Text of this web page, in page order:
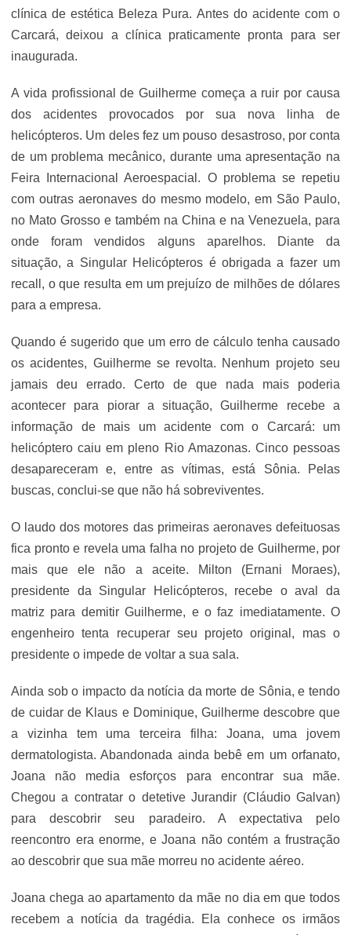
clínica de estética Beleza Pura. Antes do acidente com o
Carcará, deixou a clínica praticamente pronta para ser
inaugurada.
A vida profissional de Guilherme começa a ruir por causa
dos acidentes provocados por sua nova linha de
helicópteros. Um deles fez um pouso desastroso, por conta
de um problema mecânico, durante uma apresentação na
Feira Internacional Aeroespacial. O problema se repetiu
com outras aeronaves do mesmo modelo, em São Paulo,
no Mato Grosso e também na China e na Venezuela, para
onde foram vendidos alguns aparelhos. Diante da
situação, a Singular Helicópteros é obrigada a fazer um
recall, o que resulta em um prejuízo de milhões de dólares
para a empresa.
Quando é sugerido que um erro de cálculo tenha causado
os acidentes, Guilherme se revolta. Nenhum projeto seu
jamais deu errado. Certo de que nada mais poderia
acontecer para piorar a situação, Guilherme recebe a
informação de mais um acidente com o Carcará: um
helicóptero caiu em pleno Rio Amazonas. Cinco pessoas
desapareceram e, entre as vítimas, está Sônia. Pelas
buscas, conclui-se que não há sobreviventes.
O laudo dos motores das primeiras aeronaves defeituosas
fica pronto e revela uma falha no projeto de Guilherme, por
mais que ele não a aceite. Milton (Ernani Moraes),
presidente da Singular Helicópteros, recebe o aval da
matriz para demitir Guilherme, e o faz imediatamente. O
engenheiro tenta recuperar seu projeto original, mas o
presidente o impede de voltar a sua sala.
Ainda sob o impacto da notícia da morte de Sônia, e tendo
de cuidar de Klaus e Dominique, Guilherme descobre que
a vizinha tem uma terceira filha: Joana, uma jovem
dermatologista. Abandonada ainda bebê em um orfanato,
Joana não media esforços para encontrar sua mãe.
Chegou a contratar o detetive Jurandir (Cláudio Galvan)
para descobrir seu paradeiro. A expectativa pelo
reencontro era enorme, e Joana não contém a frustração
ao descobrir que sua mãe morreu no acidente aéreo.
Joana chega ao apartamento da mãe no dia em que todos
recebem a notícia da tragédia. Ela conhece os irmãos